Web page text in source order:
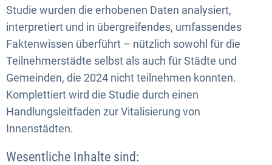
Studie wurden die erhobenen Daten analysiert,
interpretiert und in übergreifendes, umfassendes
Faktenwissen überführt – nützlich sowohl für die
Teilnehmerstädte selbst als auch für Städte und
Gemeinden, die 2024 nicht teilnehmen konnten.
Komplettiert wird die Studie durch einen
Handlungsleitfaden zur Vitalisierung von
Innenstädten.
Wesentliche Inhalte sind: